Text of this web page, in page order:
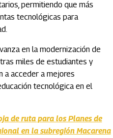
permitiendo que más
tecnológicas para
en la modernización de
miles de estudiantes y
a acceder a mejores
tecnológica en el
de ruta para los Planes de
en la subregión Macarena